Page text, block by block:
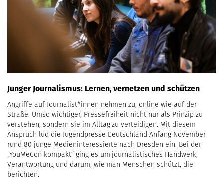
Junger Journalismus: Lernen, vernetzen und schützen
Angriffe auf Journalist*innen nehmen zu, online wie auf der
Straße. Umso wichtiger, Pressefreiheit nicht nur als Prinzip zu
verstehen, sondern sie im Alltag zu verteidigen. Mit diesem
Anspruch lud die Jugendpresse Deutschland Anfang November
rund 80 junge Medieninteressierte nach Dresden ein. Bei der
„YouMeCon kompakt“ ging es um journalistisches Handwerk,
Verantwortung und darum, wie man Menschen schützt, die
berichten.